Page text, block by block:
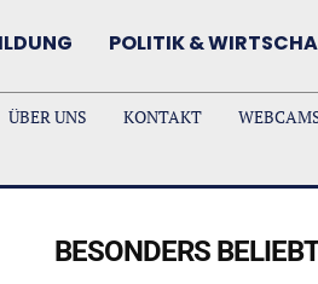
POLITIK &
ÜBER UNS KONTAKT
BESONDERS